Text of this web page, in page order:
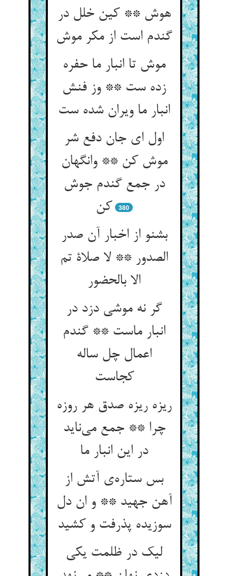
هوش ** کین خلل در
موش تا انبار ما حفره
زده ست ** وز فنش
اول ای جان دفع شر
موش کن ** وانگهان
در جمع گندم جوش
کن‌‌
380
بشنو از اخبار آن صدر
الصدور ** لا صلاة تم
الا بالحضور
گر نه موشی دزد در
انبار ماست ** گندم
اعمال چل ساله
کجاست‌‌
ریزه ریزه صدق هر روزه
چرا ** جمع می‌‌ناید
در این انبار ما
بس ستاره‌‌ی آتش از
آهن جهید ** و ان دل
سوزیده پذرفت و کشید
لیک در ظلمت یکی